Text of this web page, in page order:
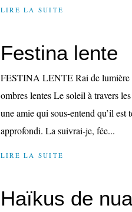
LIRE LA SUITE
Festina lente
FESTINA LENTE Rai de lumière
ombres lentes Le soleil à travers
une amie qui sous-entend qu’il est
approfondi. La suivrai-je, fée...
LIRE LA SUITE
Haïkus de